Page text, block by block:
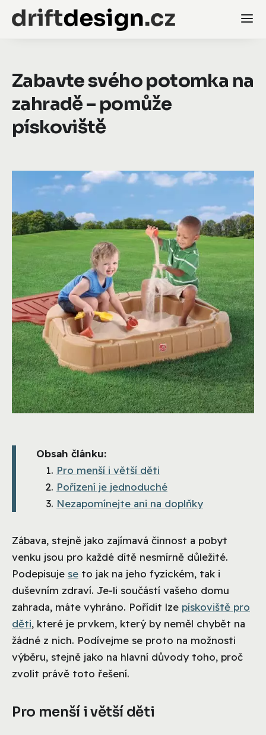
Zabavte svého potomka na
zahradě – pomůže
pískoviště
Obsah článku:
Pro menší i větší děti
Pořízení je jednoduché
Nezapomínejte ani na doplňky
Zábava, stejně jako zajímavá činnost a pobyt
venku jsou pro každé dítě nesmírně důležité.
Podepisuje se to jak na jeho fyzickém, tak i
duševním zdraví. Je-li součástí vašeho domu
zahrada, máte vyhráno. Pořídit lze pískoviště pro
děti, které je prvkem, který by neměl chybět na
žádné z nich. Podívejme se proto na možnosti
výběru, stejně jako na hlavní důvody toho, proč
zvolit právě toto řešení.
Pro menší i větší děti